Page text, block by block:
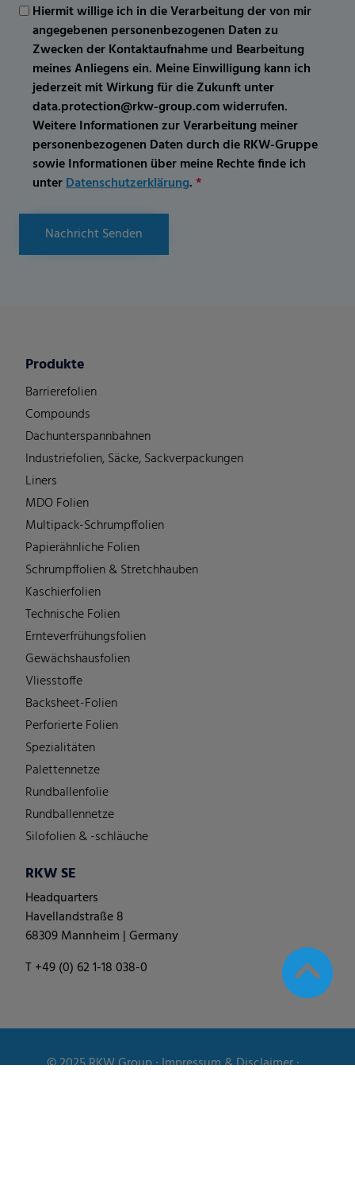
Hiermit willige ich in die Verarbeitung der von mir
angegebenen personenbezogenen Daten zu
Zwecken der Kontaktaufnahme und Bearbeitung
meines Anliegens ein. Meine Einwilligung kann ich
jederzeit mit Wirkung für die Zukunft unter
data.protection@rkw-group.com widerrufen.
Weitere Informationen zur Verarbeitung meiner
personenbezogenen Daten durch die RKW-Gruppe
sowie Informationen über meine Rechte finde ich
unterDatenschutzerklärung.*
Nachricht Senden
Produkte
Barrierefolien
Compounds
Dachunterspannbahnen
Industriefolien, Säcke, Sackverpackungen
Liners
MDO Folien
Multipack-Schrumpffolien
Papierähnliche Folien
Schrumpffolien & Stretchhauben
Kaschierfolien
Technische Folien
Ernteverfrühungsfolien
Gewächshausfolien
Vliesstoffe
Backsheet-Folien
Perforierte Folien
Spezialitäten
Palettennetze
Rundballenfolie
Rundballennetze
Silofolien & -schläuche
RKW SE
Headquarters
Havellandstraße 8
68309 Mannheim | Germany
T +49 (0) 62 1-18 038-0
© 2025RKW Group∙Impressum & Disclaimer∙